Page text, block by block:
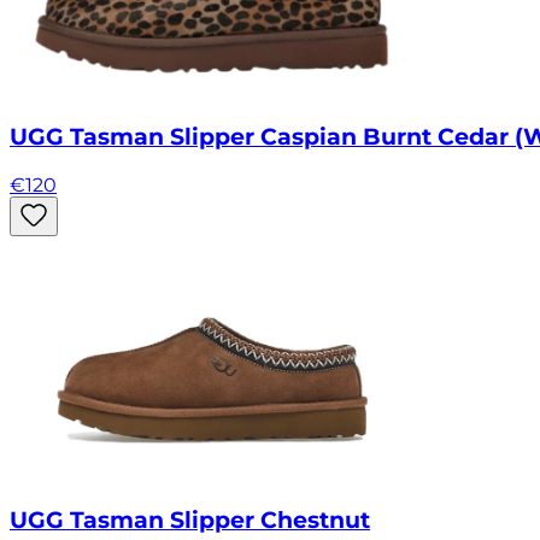
UGG Tasman Slipper Caspian Burnt Cedar
€120
UGG Tasman Slipper Chestnut